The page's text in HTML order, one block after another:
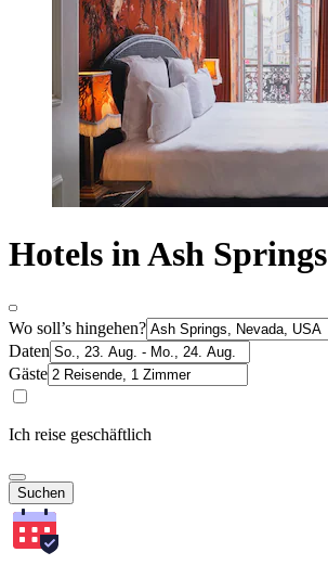
Hotels in Ash Springs
Wo soll’s hingehen?
Daten
Gäste
Ich reise geschäftlich
Suchen